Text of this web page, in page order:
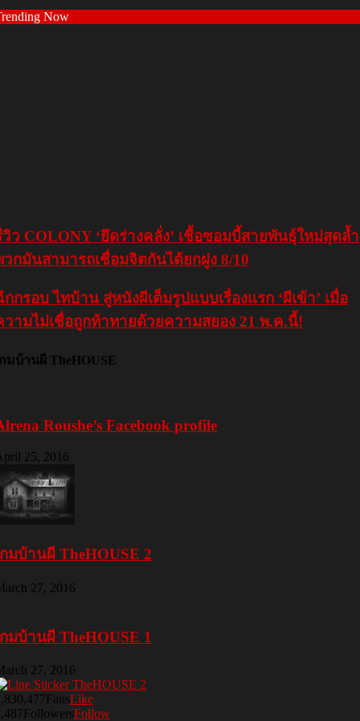
Now
วิว COLONY ‘ยึดร่างคลั่ง’ เชื้อซอมบี้สายพันธุ์ใหม่สุดล้ำ
วกมันสามารถเชื่อมจิตกันได้ยกฝูง 8/10
กกรอบ ไทบ้าน สู่หนังผีเต็มรูปแบบเรื่องแรก ‘ผีเข้า’ เมื่อ
วามไม่เชื่อถูกท้าทายด้วยความสยอง 21 พ.ค.นี้!
มบ้านผี TheHOUSE
Roushe’s Facebook profile
25, 2016
กมบ้านผี TheHOUSE 2
27, 2016
มบ้านผี TheHOUSE 1
27, 2016
FansLike
FollowersFollow